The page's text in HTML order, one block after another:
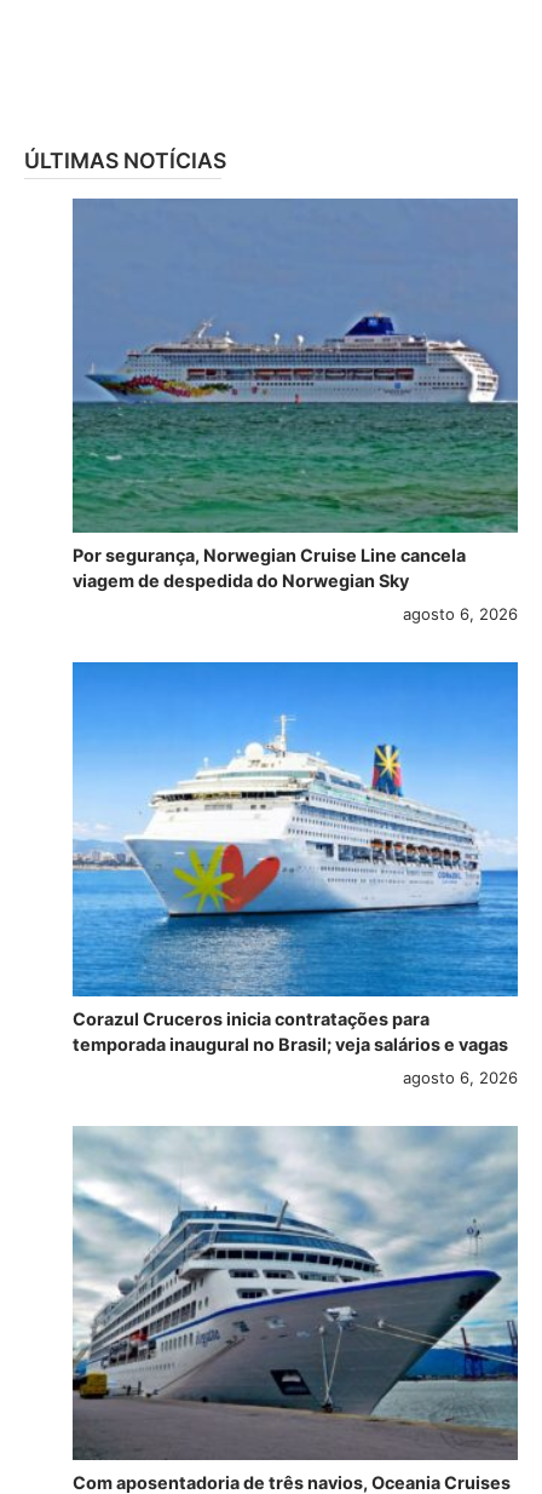
ÚLTIMAS NOTÍCIAS
Por segurança, Norwegian Cruise Line cancela
viagem de despedida do Norwegian Sky
agosto 6, 2026
Corazul Cruceros inicia contratações para
temporada inaugural no Brasil; veja salários e vagas
agosto 6, 2026
Com aposentadoria de três navios, Oceania Cruises